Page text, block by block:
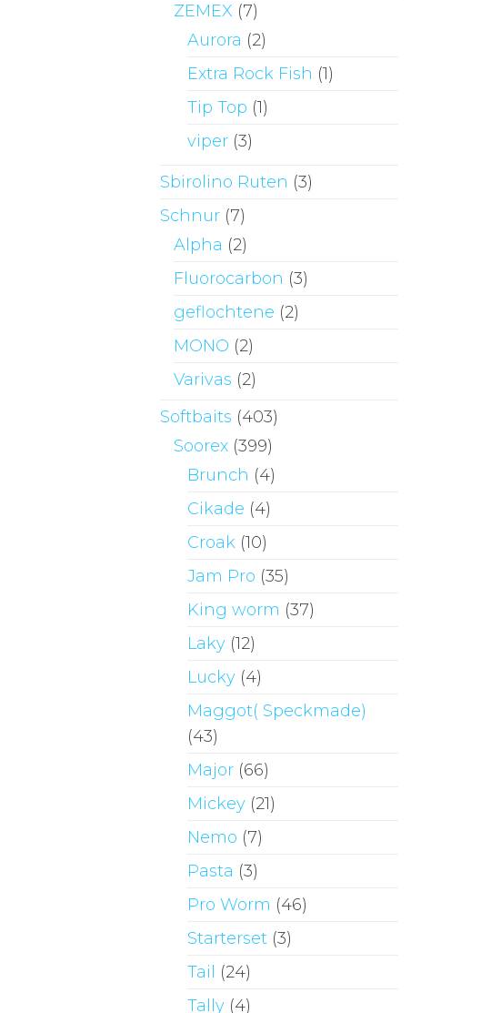
ZEMEX (7)
Aurora (2)
Extra Rock Fish (1)
Tip Top (1)
viper (3)
Sbirolino Ruten (3)
Schnur (7)
Alpha (2)
Fluorocarbon (3)
geflochtene (2)
MONO (2)
Varivas (2)
Softbaits (403)
Soorex (399)
Brunch (4)
Cikade (4)
Croak (10)
Jam Pro (35)
King worm (37)
Laky (12)
Lucky (4)
Maggot( Speckmade)
(43)
Major (66)
Mickey (21)
Nemo (7)
Pasta (3)
Pro Worm (46)
Starterset (3)
Tail
(24)
Tally (4)